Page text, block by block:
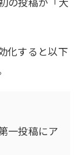
化すると以下
一投稿にア